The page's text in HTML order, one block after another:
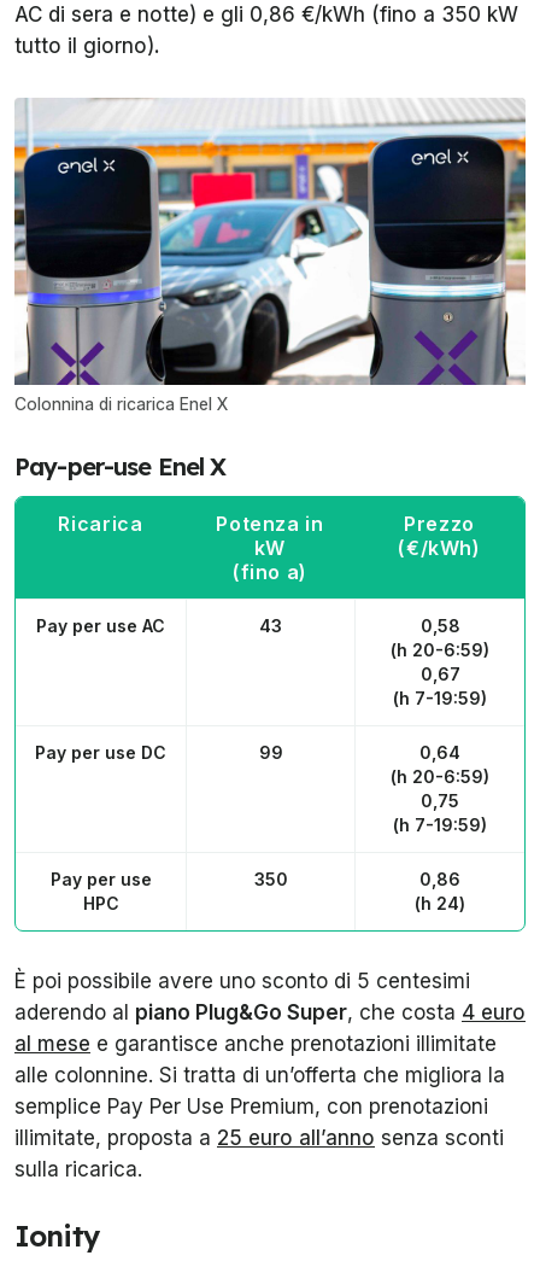
AC di sera e notte) e gli 0,86 €/kWh (fino a 350 kW
tutto il giorno).
Colonnina di ricarica Enel X
Pay-per-use Enel X
Ricarica
Potenza in
kW
(fino a)
Prezzo
(€/kWh)
Pay per use AC 43
0,58
(h 20-6:59)
0,67
(h 7-19:59)
Pay per use DC 99
0,64
(h 20-6:59)
0,75
(h 7-19:59)
Pay per use
HPC
350
0,86
(h 24)
È poi possibile avere uno sconto di 5 centesimi
aderendo al piano Plug&Go Super, che costa 4 euro
al mese e garantisce anche prenotazioni illimitate
alle colonnine. Si tratta di un’offerta che migliora la
semplice Pay Per Use Premium, con prenotazioni
illimitate, proposta a 25 euro all’anno senza sconti
sulla ricarica.
Ionity